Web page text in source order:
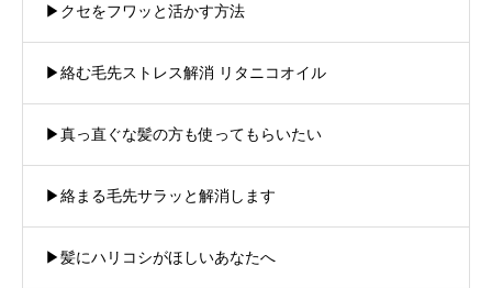
▶︎クセをフワッと活かす方法
▶︎絡む毛先ストレス解消 リタニコオイル
▶︎真っ直ぐな髪の方も使ってもらいたい
▶︎絡まる毛先サラッと解消します
▶︎髪にハリコシがほしいあなたへ